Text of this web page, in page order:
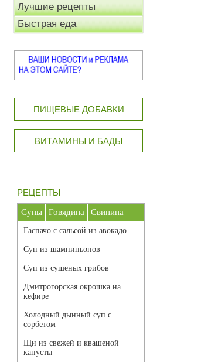
Лучшие рецепты
Быстрая еда
ПИЩЕВЫЕ ДОБАВКИ
ВИТАМИНЫ И БАДЫ
РЕЦЕПТЫ
Супы Говядина Свинина
Гаспачо с сальсой из авокадо
Суп из шампиньонов
Суп из сушеных грибов
Дмитрогорская окрошка на
кефире
Холодный дынный суп с
сорбетом
Щи из свежей и квашеной
капусты